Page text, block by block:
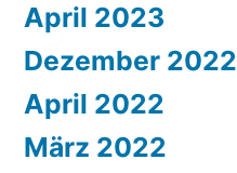
April 2023
Dezember 2022
April 2022
März 2022